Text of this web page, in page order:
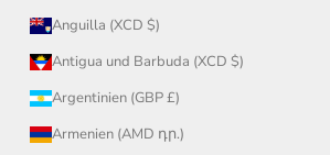
Anguilla (XCD $)
Antigua und Barbuda (XCD $)
Argentinien (GBP £)
Armenien (AMD դր.)